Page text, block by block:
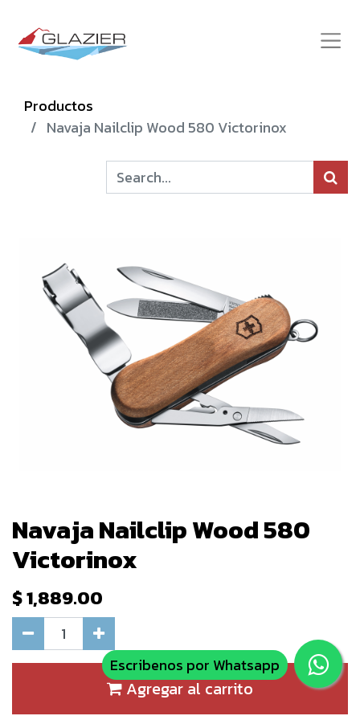
Productos
Navaja Nailclip Wood 580 Victorinox
Navaja Nailclip Wood 580
Victorinox
$1,889.00
Agregar al carrito
Escribenos por Whatsapp